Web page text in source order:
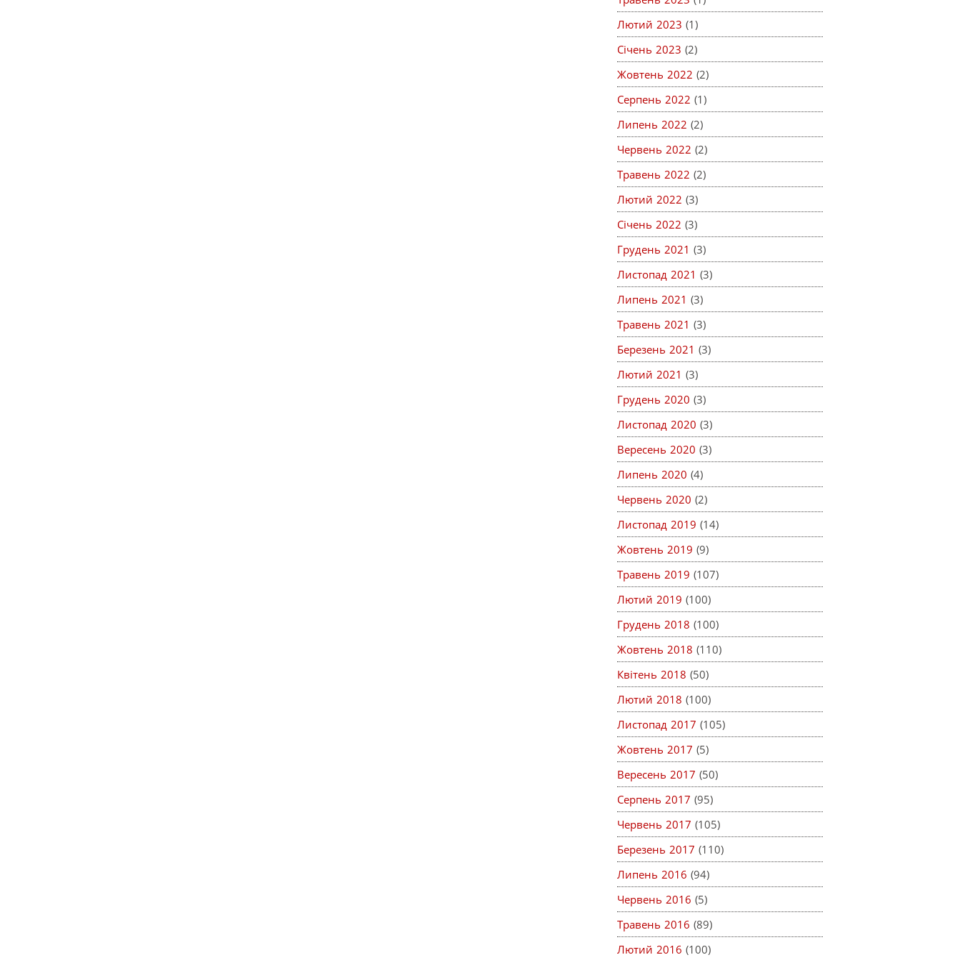
Лютий 2023 (1)
Січень 2023 (2)
Жовтень 2022 (2)
Серпень 2022 (1)
Липень 2022 (2)
Червень 2022 (2)
Травень 2022 (2)
Лютий 2022 (3)
Січень 2022 (3)
Грудень 2021 (3)
Листопад 2021 (3)
Липень 2021 (3)
Травень 2021 (3)
Березень 2021 (3)
Лютий 2021 (3)
Грудень 2020 (3)
Листопад 2020 (3)
Вересень 2020 (3)
Липень 2020 (4)
Червень 2020 (2)
Листопад 2019 (14)
Жовтень 2019 (9)
Травень 2019 (107)
Лютий 2019 (100)
Грудень 2018 (100)
Жовтень 2018 (110)
Квітень 2018 (50)
Лютий 2018 (100)
Листопад 2017 (105)
Жовтень 2017 (5)
Вересень 2017 (50)
Серпень 2017 (95)
Червень 2017 (105)
Березень 2017 (110)
Липень 2016 (94)
Червень 2016 (5)
Травень 2016 (89)
Лютий 2016 (100)